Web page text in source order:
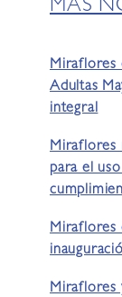
MÁS
Miraflores
Adultas
integral
Miraflores
para el
Miraflores
Miraflores